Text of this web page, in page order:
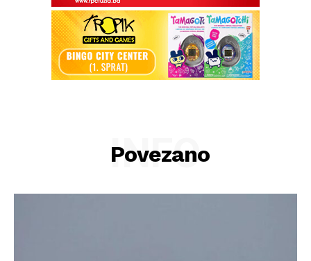
Povezano
INFO